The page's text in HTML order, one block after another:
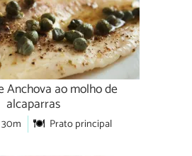
Anchova ao molho de
alcaparras
30m Prato principal